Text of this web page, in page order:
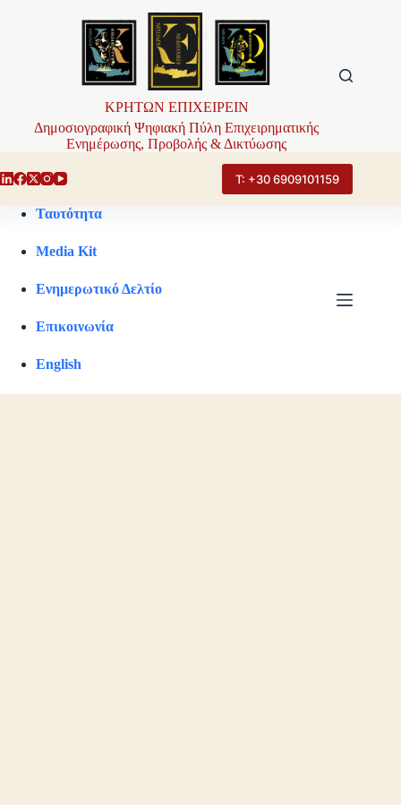
ΚΡΗΤΩΝ ΕΠΙΧΕΙΡΕΙΝ
Δημοσιογραφική Ψηφιακή Πύλη Επιχειρηματικής
Ενημέρωσης, Προβολής & Δικτύωσης
Τ: +30 6909101159
Ταυτότητα
Media Kit
Ενημερωτικό Δελτίο
Επικοινωνία
English